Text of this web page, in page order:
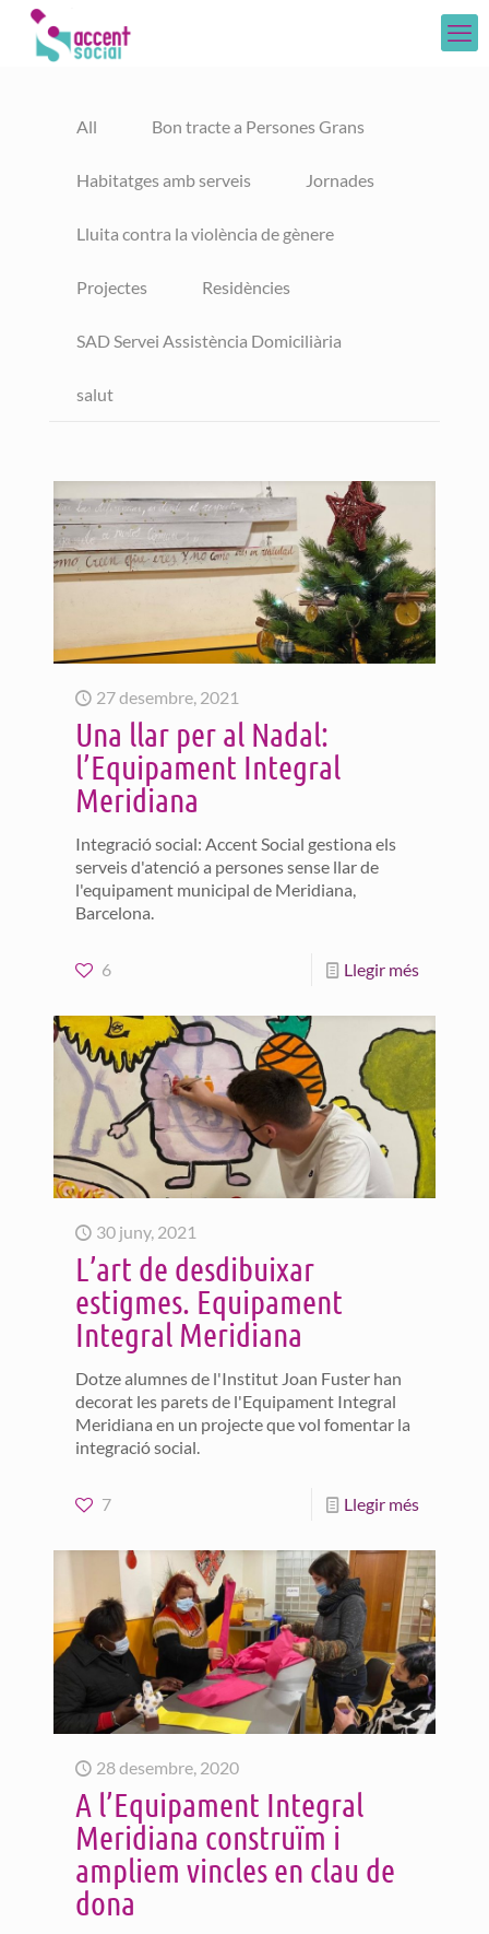
All Bon tracte a Persones Grans
Habitatges amb serveis Jornades
Lluita contra la violència de gènere
Projectes Residències
SAD Servei Assistència Domiciliària
salut
27 desembre, 2021
Una llar per al Nadal:
l’Equipament Integral
Meridiana
Integració social: Accent Social gestiona els
serveis d'atenció a persones sense llar de
l'equipament municipal de Meridiana,
Barcelona.
6 Llegir més
30 juny, 2021
L’art de desdibuixar
estigmes. Equipament
Integral Meridiana
Dotze alumnes de l'Institut Joan Fuster han
decorat les parets de l'Equipament Integral
Meridiana en un projecte que vol fomentar la
integració social.
7 Llegir més
28 desembre, 2020
A l’Equipament Integral
Meridiana construïm i
ampliem vincles en clau de
dona